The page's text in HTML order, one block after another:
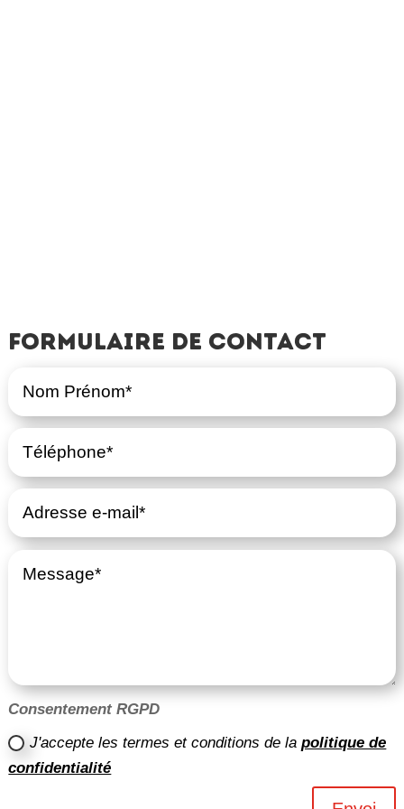
Formulaire de contact
Consentement RGPD
J'accepte les termes et conditions de lapolitique de
confidentialité